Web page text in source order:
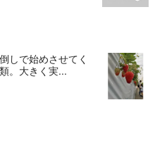
しで始めさせてく
。大きく実...